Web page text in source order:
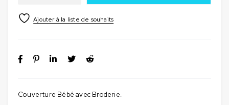
Couverture Bébé avec Broderie.